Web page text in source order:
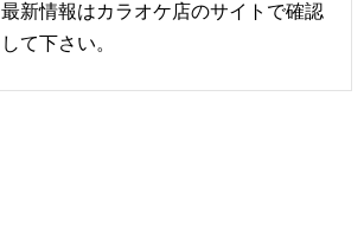
最新情報はカラオケ店のサイトで確認
して下さい。